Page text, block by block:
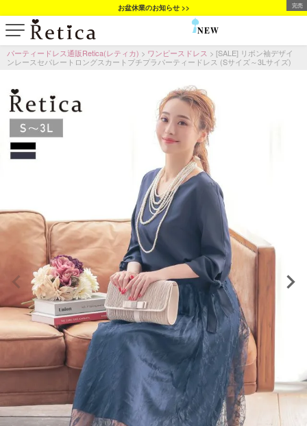
お盆休業のお知らせ >>
NEW
パーティードレス通販Retica(レティカ) ワンピースドレス
[SALE] リボン袖デザイ
ンレースセパレートロングスカートプチプラパーティードレス (Sサイズ～3Lサイズ)
完売